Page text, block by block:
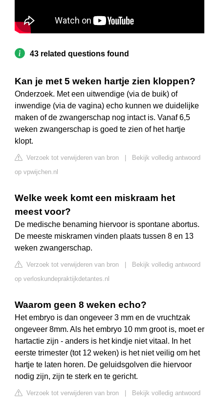
43 related questions found
Kan je met 5 weken hartje zien kloppen?
Onderzoek. Met een uitwendige (via de buik) of
inwendige (via de vagina) echo kunnen we duidelijke
maken of de zwangerschap nog intact is. Vanaf 6,5
weken zwangerschap is goed te zien of het hartje
klopt.
Verzoek tot verwijderen van bron
Bekijk volledig antwoord
op vpwijchen.nl
Welke week komt een miskraam het
meest voor?
De medische benaming hiervoor is spontane abortus.
De meeste miskramen vinden plaats tussen 8 en 13
weken zwangerschap.
Verzoek tot verwijderen van bron
Bekijk volledig antwoord
op verloskundepraktijkdetantes.nl
Waarom geen 8 weken echo?
Het embryo is dan ongeveer 3 mm en de vruchtzak
ongeveer 8mm. Als het embryo 10 mm groot is, moet er
hartactie zijn - anders is het kindje niet vitaal. In het
eerste trimester (tot 12 weken) is het niet veilig om het
hartje te laten horen. De geluidsgolven die hiervoor
nodig zijn, zijn te sterk en te gericht.
Verzoek tot verwijderen van bron
Bekijk volledig antwoord